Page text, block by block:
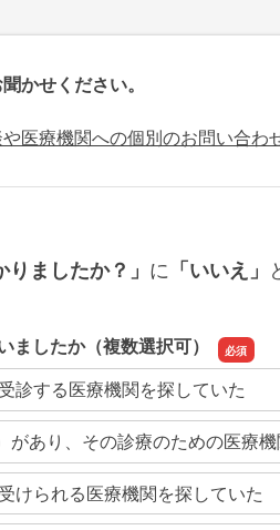
かせください。
医療機関への個別のお問い合わ
ましたか？」 に 「いいえ」
ましたか（複数選択可）
診する医療機関を探していた
があり、その診療のための医療
けられる医療機関を探していた